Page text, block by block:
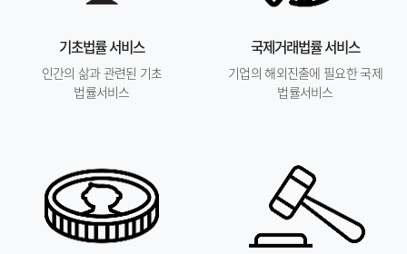
기초법률 서비스
인간의 삶과 관련된 기초
법률서비스
국제거래법률 서비스
기업의 해외진출에 필요한 국제
법률서비스